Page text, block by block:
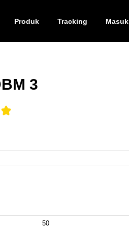
Produk Tracking Masuk
3